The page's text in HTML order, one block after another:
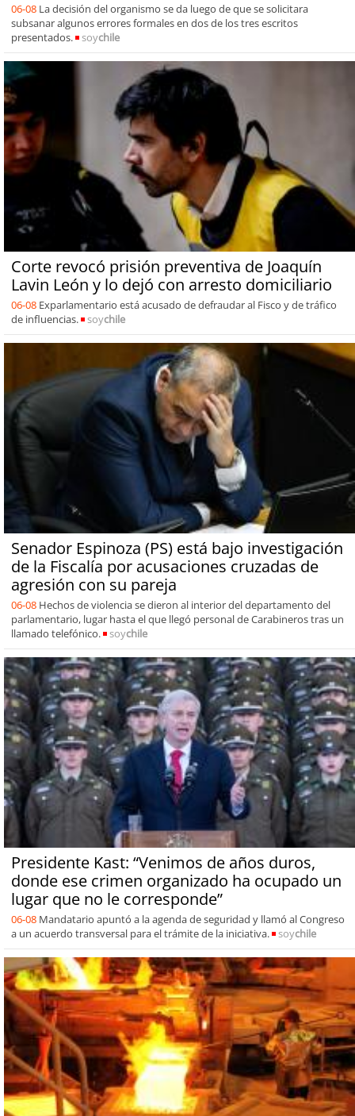
06-08 La decisión del organismo se da luego de que se solicitara
subsanar algunos errores formales en dos de los tres escritos
presentados.
soychile
Corte revocó prisión preventiva de Joaquín
Lavin León y lo dejó con arresto domiciliario
06-08 Exparlamentario está acusado de defraudar al Fisco y de tráfico
de influencias.
soychile
Senador Espinoza (PS) está bajo investigación
de la Fiscalía por acusaciones cruzadas de
agresión con su pareja
06-08 Hechos de violencia se dieron al interior del departamento del
parlamentario, lugar hasta el que llegó personal de Carabineros tras un
llamado telefónico.
soychile
Presidente Kast: “Venimos de años duros,
donde ese crimen organizado ha ocupado un
lugar que no le corresponde”
06-08 Mandatario apuntó a la agenda de seguridad y llamó al Congreso
a un acuerdo transversal para el trámite de la iniciativa.
soychile